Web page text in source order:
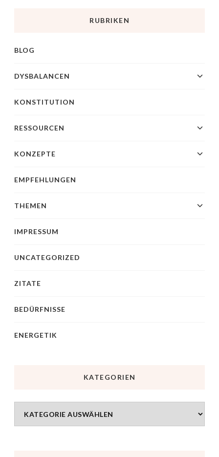
RUBRIKEN
BLOG
DYSBALANCEN
KONSTITUTION
RESSOURCEN
KONZEPTE
EMPFEHLUNGEN
THEMEN
IMPRESSUM
UNCATEGORIZED
ZITATE
BEDÜRFNISSE
ENERGETIK
KATEGORIEN